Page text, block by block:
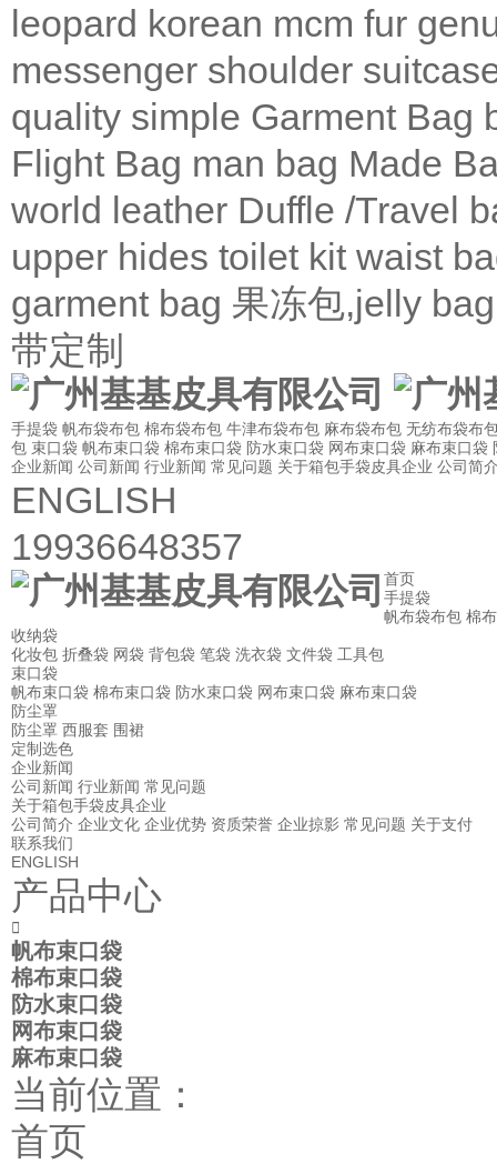
leopard korean mcm fur
messenger shoulder
quality simple Garment Bag
Flight Bag man bag Made
world leather Duffle /Travel
upper hides toilet kit waist
garment bag 果冻包,jelly bag
带定制
手提袋 帆布袋布包 棉布袋布包 牛津布袋布包 麻布袋布包 无纺布袋布
包 束口袋 帆布束口袋 棉布束口袋 防水束口袋 网布束口袋 麻布束口袋
企业新闻 公司新闻 行业新闻 常见问题 关于箱包手袋皮具企业 公司简
ENGLISH
19936648357
首页
手提袋
帆布袋布包 棉
收纳袋
化妆包 折叠袋 网袋 背包袋 笔袋 洗衣袋 文件袋 工具包
束口袋
帆布束口袋 棉布束口袋 防水束口袋 网布束口袋 麻布束口袋
防尘罩
防尘罩 西服套 围裙
定制选色
企业新闻
公司新闻 行业新闻 常见问题
关于箱包手袋皮具企业
公司简介 企业文化 企业优势 资质荣誉 企业掠影 常见问题 关于支付
联系我们
ENGLISH
产品中心

帆布束口袋
棉布束口袋
防水束口袋
网布束口袋
麻布束口袋
当前位置：
首页